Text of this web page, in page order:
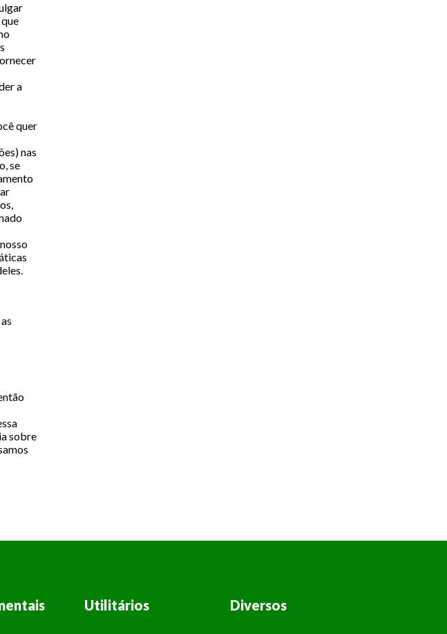
a
quer
nas
se
sobre
Utilitários Diversos